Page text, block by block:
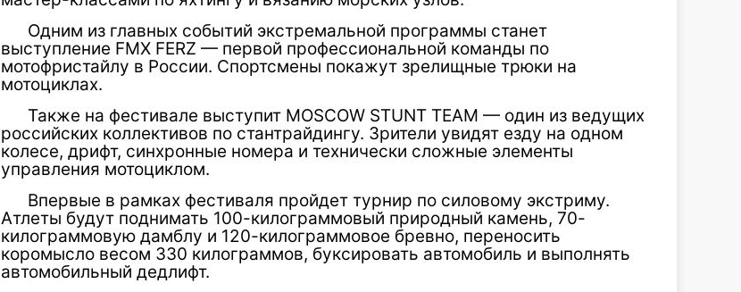
Одним из главных событий экстремальной программы станет
выступление FMX FERZ — первой профессиональной команды по
мотофристайлу в России. Спортсмены покажут зрелищные трюки на
мотоциклах.
Также на фестивале выступит MOSCOW STUNT TEAM — один из ведущих
российских коллективов по стантрайдингу. Зрители увидят езду на одном
колесе, дрифт, синхронные номера и технически сложные элементы
управления мотоциклом.
Впервые в рамках фестиваля пройдет турнир по силовому экстриму.
Атлеты будут поднимать 100-килограммовый природный камень, 70-
килограммовую дамблу и 120-килограммовое бревно, переносить
коромысло весом 330 килограммов, буксировать автомобиль и выполнять
автомобильный дедлифт.